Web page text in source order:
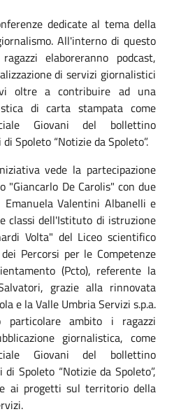
dedicate al tema della
All'interno di questo
elaboreranno podcast,
di servizi giornalistici
oltre a contribuire ad una
di carta stampata come
Giovani del bollettino
Spoleto “Notizie da Spoleto”.
vede la partecipazione
"Giancarlo De Carolis" con due
Valentini Albanelli e
classi dell'Istituto di istruzione
Volta" del Liceo scientifico
Percorsi per le Competenze
(Pcto), referente la
grazie alla rinnovata
e la Valle Umbria Servizi s.p.a.
particolare ambito i ragazzi
giornalistica, come
Giovani del bollettino
Spoleto “Notizie da Spoleto”,
ai progetti sul territorio della